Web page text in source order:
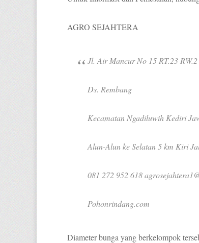
AGRO SEJAHTERA
Jl. Air Mancur No 15 RT.23 RW.2
Ds. Rembang
Kecamatan Ngadiluwih Kediri
Alun-Alun ke Selatan 5 km Kiri
081 272 952 618
Pohonrindang.com
Diameter bunga yang berkelompok